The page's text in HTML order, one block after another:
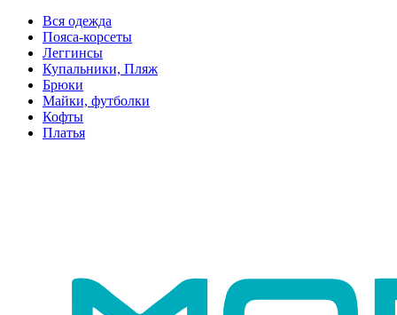
Вся одежда
Пояса-корсеты
Леггинсы
Купальники, Пляж
Брюки
Майки, футболки
Кофты
Платья